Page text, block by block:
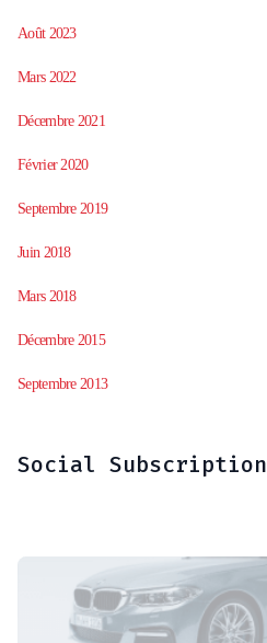
Août 2023
Mars 2022
Décembre 2021
Février 2020
Septembre 2019
Juin 2018
Mars 2018
Décembre 2015
Septembre 2013
Social Subscription